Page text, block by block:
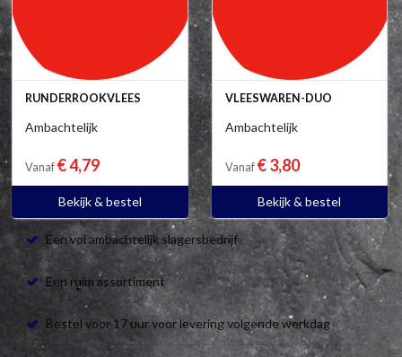
RUNDERROOKVLEES
Ambachtelijk
Vanaf € 4,79
Bekijk & bestel
VLEESWAREN-DUO
Ambachtelijk
Vanaf € 3,80
Bekijk & bestel
Een vol ambachtelijk slagersbedrijf
Een ruim assortiment
Bestel voor 17 uur voor levering volgende werkdag